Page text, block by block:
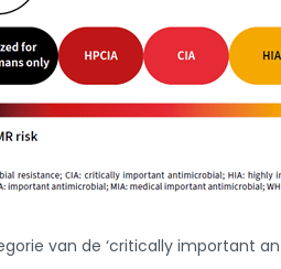
van de ‘critically important